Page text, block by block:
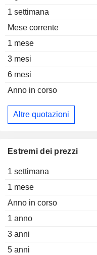
1 settimana
Mese corrente
1 mese
3 mesi
6 mesi
Anno in corso
Altre quotazioni
Estremi dei prezzi
1 settimana
1 mese
Anno in corso
1 anno
3 anni
5 anni